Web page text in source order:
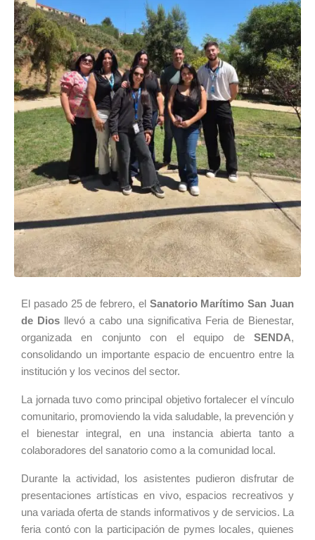
El pasado 25 de febrero, el Sanatorio Marítimo San Juan
de Dios llevó a cabo una significativa Feria de Bienestar,
organizada en conjunto con el equipo de SENDA,
consolidando un importante espacio de encuentro entre la
institución y los vecinos del sector.
La jornada tuvo como principal objetivo fortalecer el vínculo
comunitario, promoviendo la vida saludable, la prevención y
el bienestar integral, en una instancia abierta tanto a
colaboradores del sanatorio como a la comunidad local.
Durante la actividad, los asistentes pudieron disfrutar de
presentaciones artísticas en vivo, espacios recreativos y
una variada oferta de stands informativos y de servicios. La
feria contó con la participación de pymes locales, quienes